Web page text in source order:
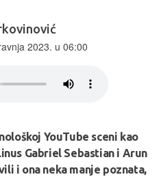
2023. u 06:00
YouTube sceni kao
Gabriel Sebastian i Arun
i ona neka manje poznata,